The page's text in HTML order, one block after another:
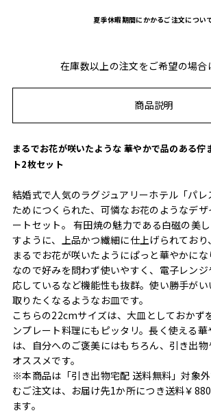
夏季休暇期間にかかるご注文につい
在庫数以上の注文をご希望の場合
商品説明
まるでお花が咲いたような 華やかで品のある佇
ト2枚セット
結婚式で人気のラグジュアリーホテル「パ
ためにつくられた、可憐なお花のようなデ
ートセット。 有田焼の魅力である白磁の美
すように、上品かつ繊細に仕上げられており
まるでお花が咲いたようにぱっと華やかに
なので好みを問わず使いやすく、電子レン
応しているなど機能性も抜群。使い勝手が
取りたくなるようなお皿です。
こちらの22cmサイズは、大皿としておかず
ンプレート料理にもピッタリ。長く使える華
は、自分へのご褒美にはもちろん、引き出
オススメです。
※本商品は「引き出物宅配 送料無料」対象
むご注文は、お届け先1か所につき送料￥
ます。